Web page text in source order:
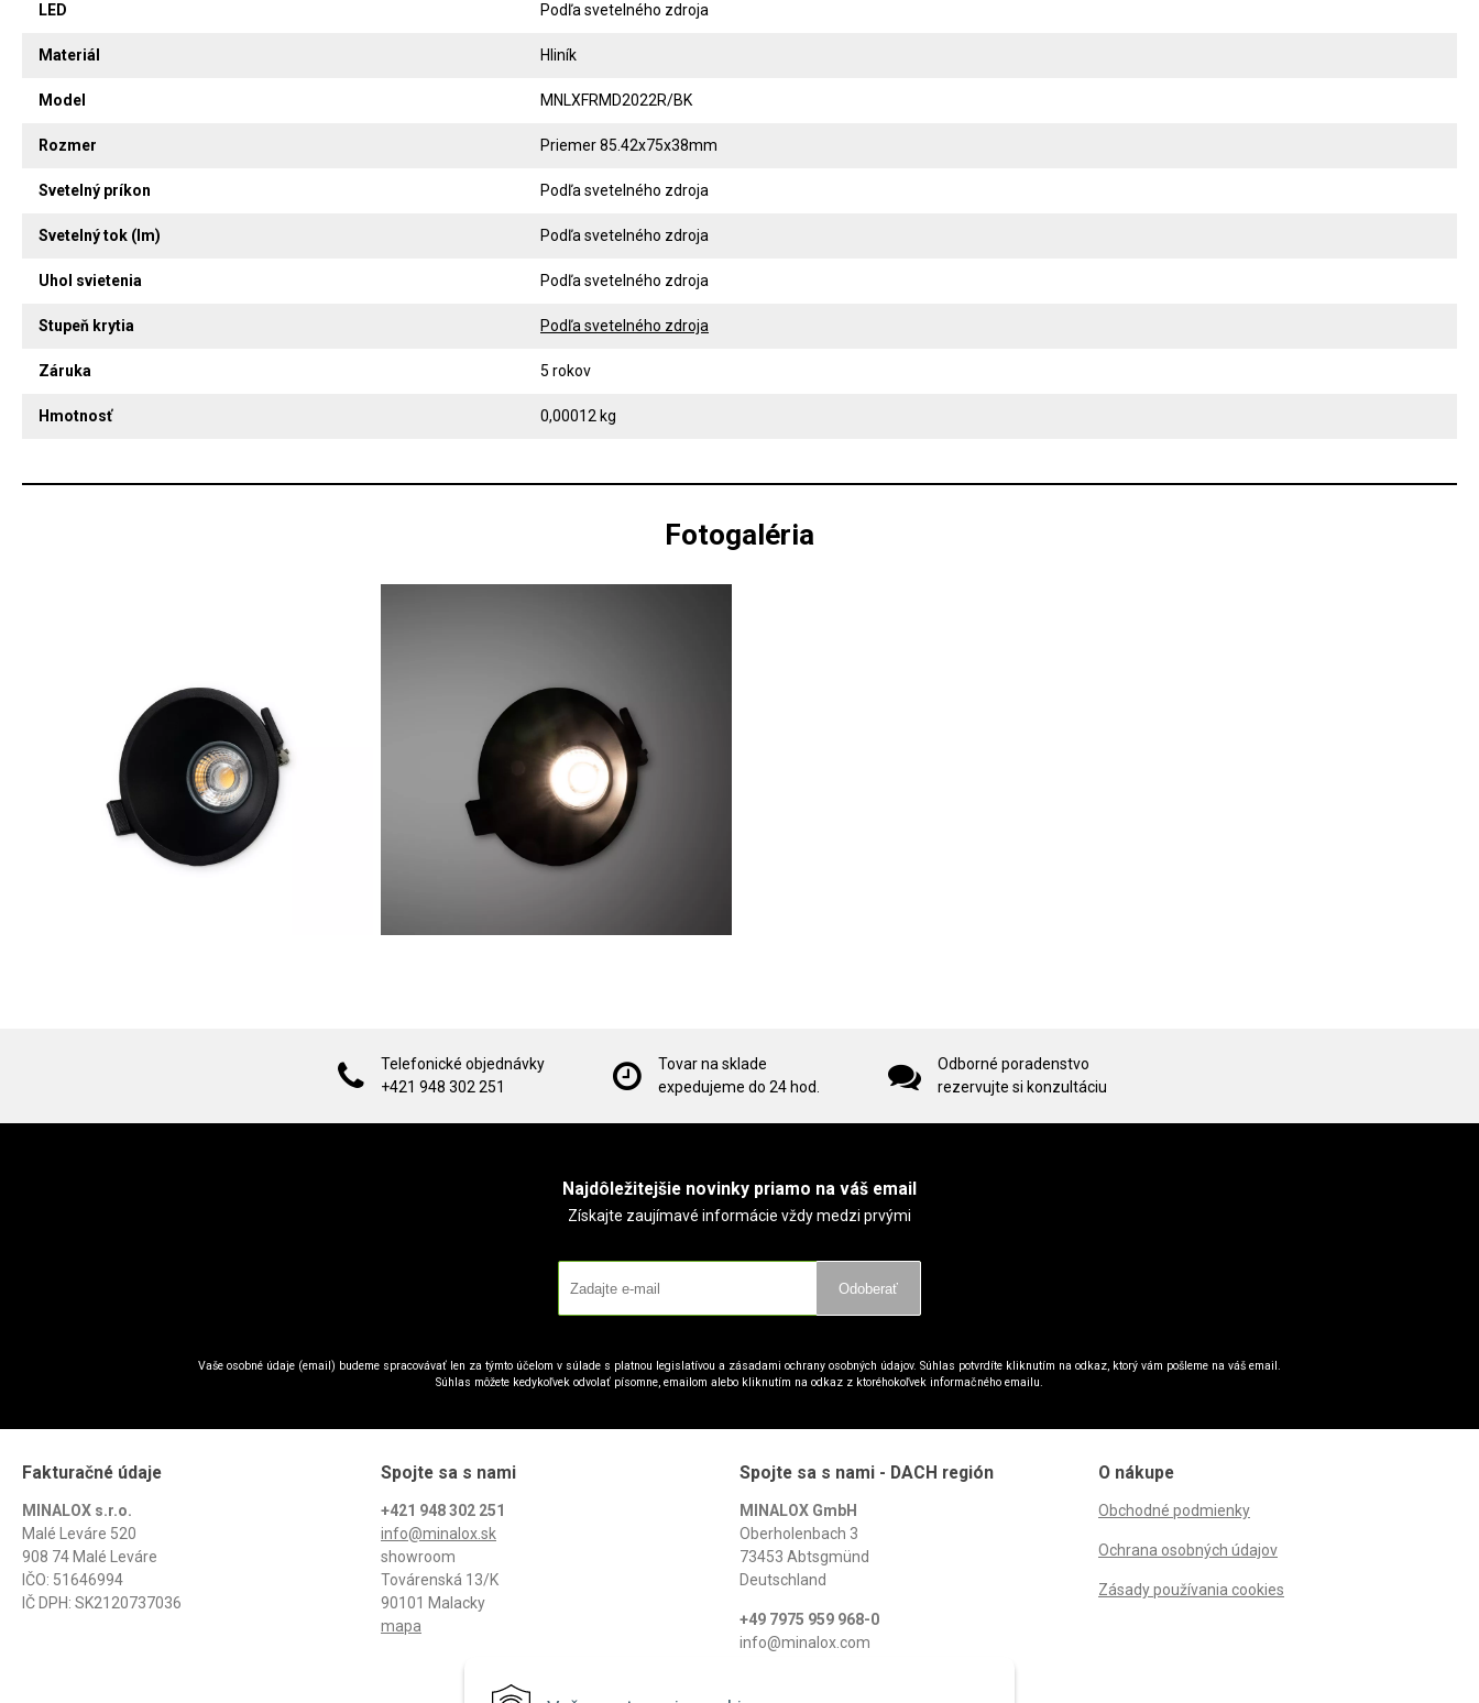
LED Podľa svetelného zdroja
Materiál Hliník
Model MNLXFRMD2022R/BK
Rozmer Priemer 85.42x75x38mm
Svetelný príkon Podľa svetelného zdroja
Svetelný tok (lm) Podľa svetelného zdroja
Uhol svietenia Podľa svetelného zdroja
Stupeň krytia Podľa svetelného zdroja
Záruka 5 rokov
Hmotnosť 0,00012 kg
Fotogaléria
Telefonické objednávky
+421 948 302 251
Tovar na sklade
expedujeme do 24 hod.
Odborné poradenstvo
rezervujte si konzultáciu
Najdôležitejšie novinky priamo na váš email
Získajte zaujímavé informácie vždy medzi prvými
Odoberať
Vaše osobné údaje (email) budeme spracovávať len za týmto účelom v súlade s platnou legislatívou a zásadami ochrany osobných údajov. Súhlas potvrdíte kliknutím na odkaz, ktorý vám pošleme na váš email.
Súhlas môžete kedykoľvek odvolať písomne, emailom alebo kliknutím na odkaz z ktoréhokoľvek informačného emailu.
Fakturačné údaje
MINALOX s.r.o.
Malé Leváre 520
908 74 Malé Leváre
IČO: 51646994
IČ DPH: SK2120737036
Spojte sa s nami
+421 948 302 251
info@minalox.sk
showroom
Továrenská 13/K
90101 Malacky
mapa
Spojte sa s nami - DACH región
MINALOX GmbH
Oberholenbach 3
73453 Abtsgmünd
Deutschland
+49 7975 959 968-0
info@minalox.com
O nákupe
Obchodné podmienky
Ochrana osobných údajov
Zásady používania cookies